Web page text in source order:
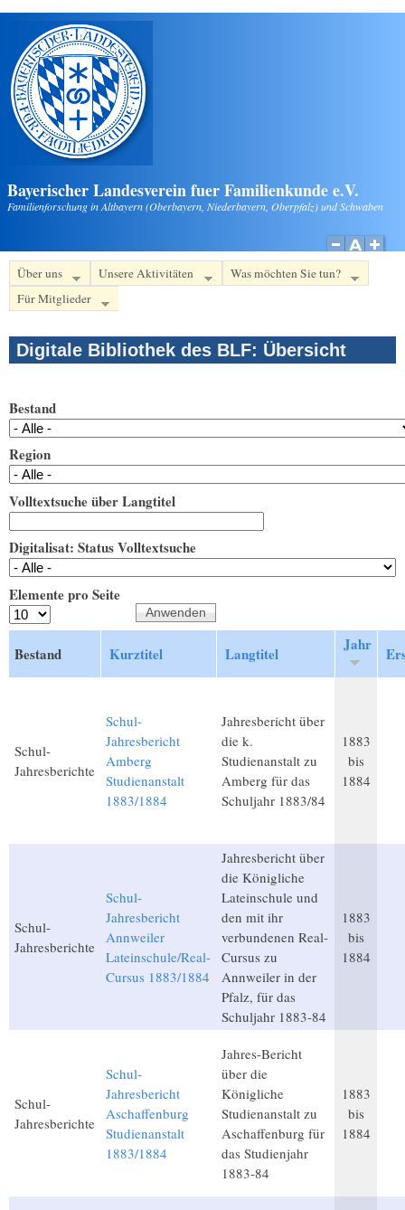
Direkt zum Inhalt
Bayerischer Landesverein fuer Familienkunde e.V.
Familienforschung in Altbayern (Oberbayern, Niederbayern, Oberpfalz) und Schwaben
Über uns Unsere Aktivitäten
Was möchten Sie tun?
Für Mitglieder
Digitale Bibliothek des BLF: Übersicht
Bestand
Region
Volltextsuche über Langtitel
Digitalisat: Status Volltextsuche
Elemente pro Seite
Bestand Kurztitel Langtitel Jahr
Schul-
Jahresberichte
Schul-
Jahresbericht
Amberg
Studienanstalt
1883/1884
Jahresbericht über
die k.
Studienanstalt zu
Amberg für das
Schuljahr 1883/84
1883
bis
1884
Schul-
Jahresberichte
Schul-
Jahresbericht
Annweiler
Lateinschule/Real-
Cursus 1883/1884
Jahresbericht über
die Königliche
Lateinschule und
den mit ihr
verbundenen Real-
Cursus zu
Annweiler in der
Pfalz, für das
Schuljahr 1883-84
1883
bis
1884
Schul-
Jahresberichte
Schul-
Jahresbericht
Aschaffenburg
Studienanstalt
1883/1884
Jahres-Bericht
über die
Königliche
Studienanstalt zu
Aschaffenburg für
das Studienjahr
1883-84
1883
bis
1884